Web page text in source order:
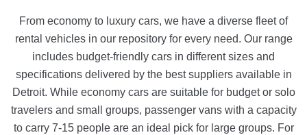
From economy to luxury cars, we have a diverse fleet of
rental vehicles in our repository for every need. Our range
includes budget-friendly cars in different sizes and
specifications delivered by the best suppliers available in
Detroit. While economy cars are suitable for budget or solo
travelers and small groups, passenger vans with a capacity
to carry 7-15 people are an ideal pick for large groups. For